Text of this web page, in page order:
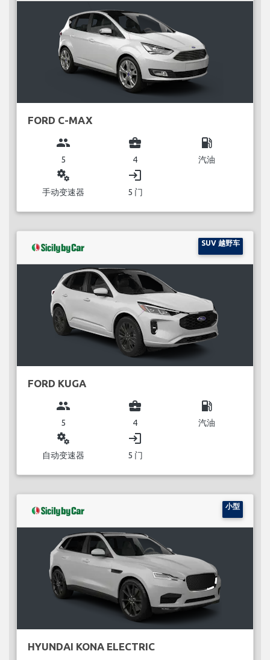
FORD C-MAX
group
5
business_center
4
local_gas_station
汽油
miscellaneous_services
手动变速器
login
5 门
SUV 越野车
FORD KUGA
group
5
business_center
4
local_gas_station
汽油
miscellaneous_services
自动变速器
login
5 门
小型
HYUNDAI KONA ELECTRIC